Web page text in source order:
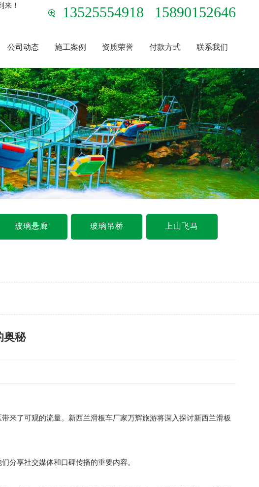
来！ 13525554918 15890152646
公司动态 施工案例 资质荣誉 付款方式 联系我们
玻璃悬廊 玻璃吊桥 上山飞马
奥秘
来了可观的流量。 新西兰滑板车厂家万辉旅游将深入探讨新西兰滑板
分享社交媒体和口碑传播的重要内容。